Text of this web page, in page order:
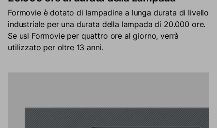
Formovie è dotato di lampadine a lunga durata di livello
industriale per una durata della lampada di 20.000 ore.
Se usi Formovie per quattro ore al giorno, verrà
utilizzato per oltre 13 anni.